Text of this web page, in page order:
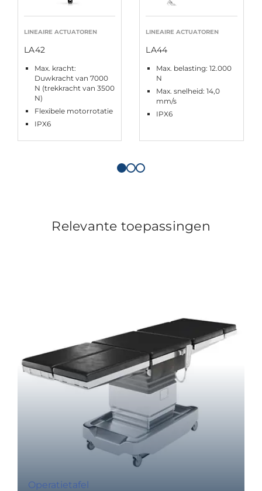
LINEAIRE ACTUATOREN
LA42
Max. kracht:
Duwkracht van 7000
N (trekkracht van 3500
N)
Flexibele motorrotatie
IPX6
LINEAIRE ACTUATOREN
LA44
Max. belasting: 12.000
N
Max. snelheid: 14,0
mm/s
IPX6
Relevante toepassingen
Operatietafel